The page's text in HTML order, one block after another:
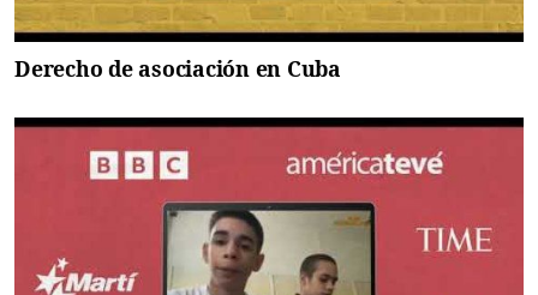
Derecho de asociación en Cuba